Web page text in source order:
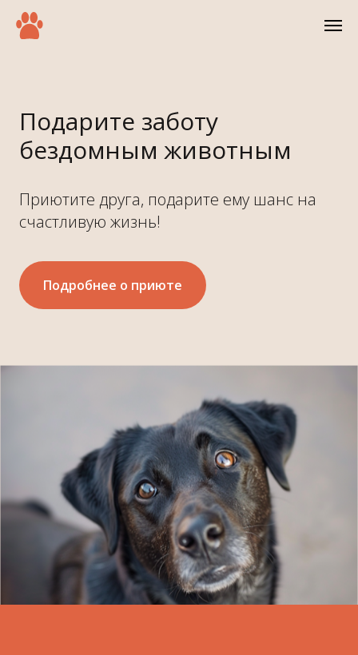
Подарите заботу
бездомным животным
Приютите друга, подарите ему шанс на
счастливую жизнь!
Подробнее о приюте